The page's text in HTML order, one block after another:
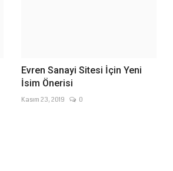
Evren Sanayi Sitesi İçin Yeni
İsim Önerisi
Kasım 23, 2019 0